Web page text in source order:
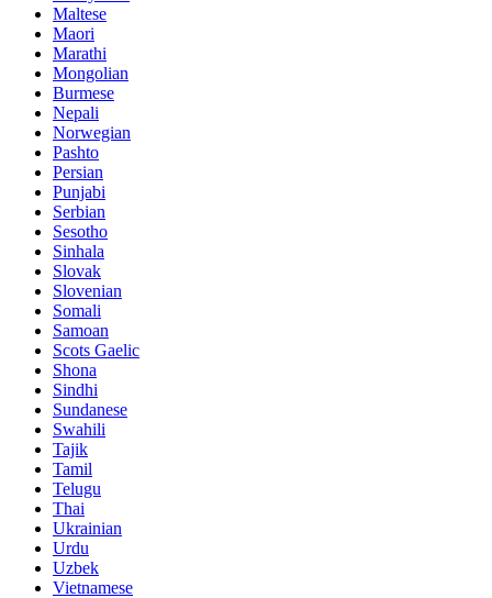
Maltese
Maori
Marathi
Mongolian
Burmese
Nepali
Norwegian
Pashto
Persian
Punjabi
Serbian
Sesotho
Sinhala
Slovak
Slovenian
Somali
Samoan
Scots Gaelic
Shona
Sindhi
Sundanese
Swahili
Tajik
Tamil
Telugu
Thai
Ukrainian
Urdu
Uzbek
Vietnamese